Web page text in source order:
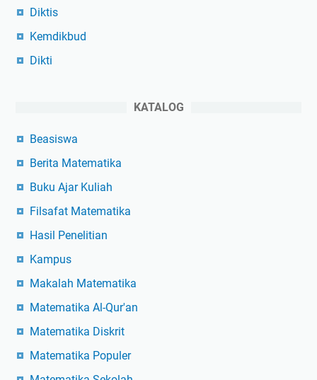
Diktis
Kemdikbud
Dikti
KATALOG
Beasiswa
Berita Matematika
Buku Ajar Kuliah
Filsafat Matematika
Hasil Penelitian
Kampus
Makalah Matematika
Matematika Al-Qur'an
Matematika Diskrit
Matematika Populer